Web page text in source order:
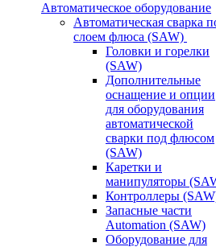
Автоматическое оборудование
Автоматическая сварка
слоем флюса (SAW)
Головки и горелки
(SAW)
Дополнительные
оснащение и опции
для оборудования
автоматической
сварки под флюсом
(SAW)
Каретки и
манипуляторы
Контроллеры
Запасные части
Automation (SAW)
Оборудование для